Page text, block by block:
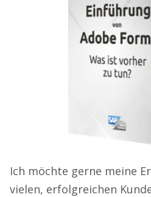
Ich möchte gerne meine
vielen, erfolgreichen